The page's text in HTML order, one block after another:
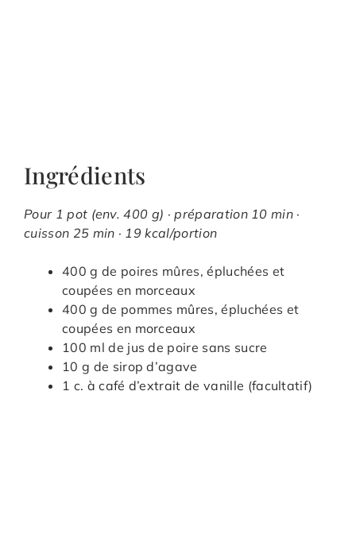
Ingrédients
Pour 1 pot (env. 400 g) · préparation 10 min ·
cuisson 25 min · 19 kcal/portion
400 g de poires mûres, épluchées et
coupées en morceaux
400 g de pommes mûres, épluchées et
coupées en morceaux
100 ml de jus de poire sans sucre
10 g de sirop d’agave
1 c. à café d’extrait de vanille (facultatif)